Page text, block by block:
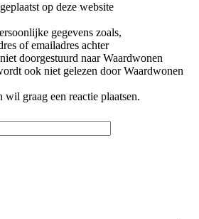
op deze website
gegevens zoals,
of emailadres achter
doorgestuurd naar Waardwonen
ook niet gelezen door Waardwonen
wil graag een reactie plaatsen.